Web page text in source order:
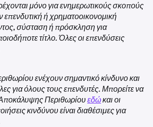
μόνο για ενημερωτικούς σκοπούς
επενδυτική ή χρηματοοικονομική
σύσταση ή πρόσκληση για
τίτλο. Όλες οι επενδύσεις
ενέχουν σημαντικό κίνδυνο και
για όλους τους επενδυτές. Μπορείτε να
Περιθωρίουεδώκαι οι
κινδύνου είναι διαθέσιμες για